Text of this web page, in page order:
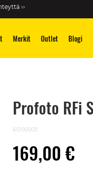
››
Merkit Outlet Blogi
Profoto RFi
65100503
169,00 €